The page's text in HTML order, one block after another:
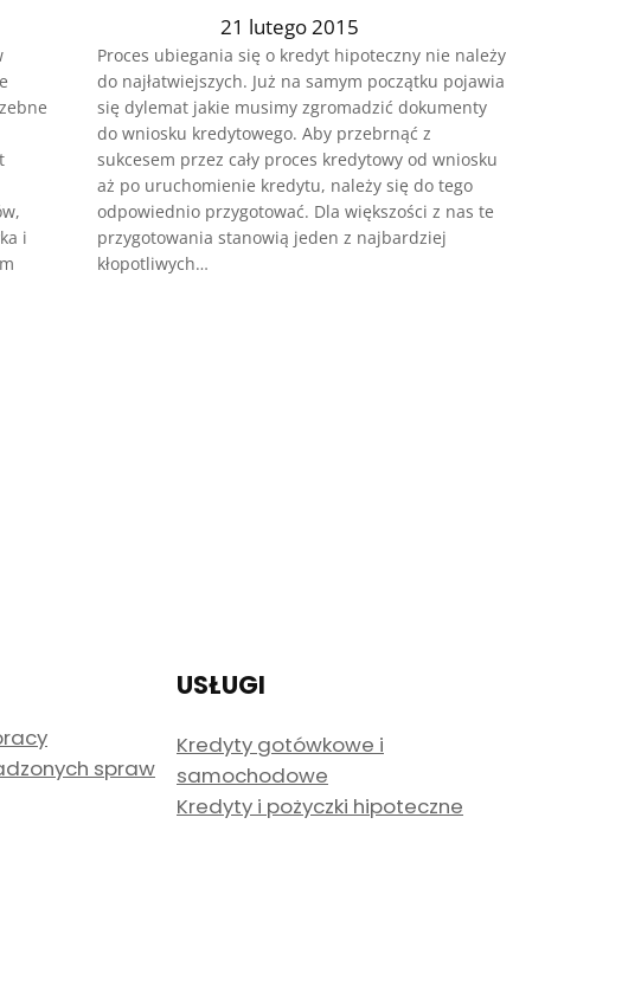
i
21 lutego 2015
Proces ubiegania się o kredyt hipoteczny nie należy
do najłatwiejszych. Już na samym początku pojawia
się dylemat jakie musimy zgromadzić dokumenty
do wniosku kredytowego. Aby przebrnąć z
sukcesem przez cały proces kredytowy od wniosku
aż po uruchomienie kredytu, należy się do tego
odpowiednio przygotować. Dla większości z nas te
przygotowania stanowią jeden z najbardziej
kłopotliwych…
spraw
USŁUGI
Kredyty gotówkowe i
samochodowe
Kredyty i pożyczki hipoteczne